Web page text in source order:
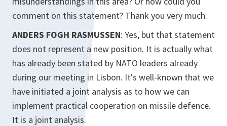
comment on this statement? Thank you very much.
ANDERS FOGH RASMUSSEN: Yes, but that statement
does not represent a new position. It is actually what
has already been stated by NATO leaders already
during our meeting in Lisbon. It's well-known that we
have initiated a joint analysis as to how we can
implement practical cooperation on missile defence.
It is a joint analysis.